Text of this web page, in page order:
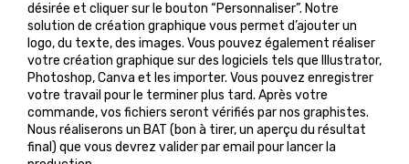
désirée et cliquer sur le bouton “Personnaliser”. Notre
solution de création graphique vous permet d’ajouter un
logo, du texte, des images. Vous pouvez également réaliser
votre création graphique sur des logiciels tels que Illustrator,
Photoshop, Canva et les importer. Vous pouvez enregistrer
votre travail pour le terminer plus tard. Après votre
commande, vos fichiers seront vérifiés par nos graphistes.
Nous réaliserons un BAT (bon à tirer, un aperçu du résultat
final) que vous devrez valider par email pour lancer la